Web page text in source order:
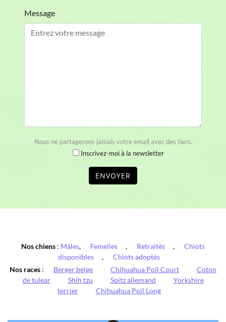
Message
Nous ne partagerons jamais votre email avec des tiers.
Inscrivez-moi à la newsletter
ENVOYER
Nos chiens : Mâles, Femelles , Retraités ,
Chiots
disponibles
,
Chiots adoptés
Nos races : Berger belge Chihuahua Poil Court
Coton
de tulear
Shih tzu Spitz allemand
Yorkshire
terrier
Chihuahua Poil Long